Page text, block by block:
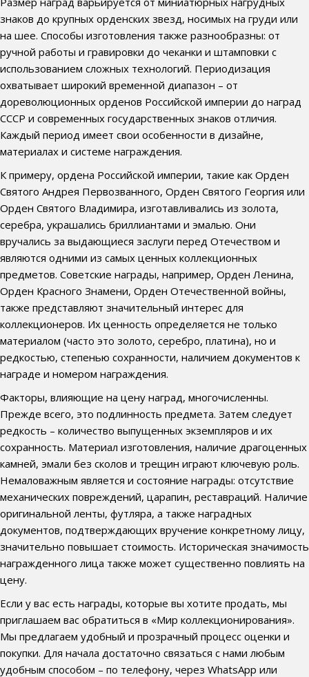
знаков до крупных орденских звезд, носимых на груди или
на шее. Способы изготовления также разнообразны: от
ручной работы и гравировки до чеканки и штамповки с
использованием сложных технологий. Периодизация
охватывает широкий временной диапазон – от
дореволюционных орденов Российской империи до наград
СССР и современных государственных знаков отличия.
Каждый период имеет свои особенности в дизайне,
материалах и системе награждения.
К примеру, ордена Российской империи, такие как Орден
Святого Андрея Первозванного, Орден Святого Георгия или
Орден Святого Владимира, изготавливались из золота,
серебра, украшались бриллиантами и эмалью. Они
вручались за выдающиеся заслуги перед Отечеством и
являются одними из самых ценных коллекционных
предметов. Советские награды, например, Орден Ленина,
Орден Красного Знамени, Орден Отечественной войны,
также представляют значительный интерес для
коллекционеров. Их ценность определяется не только
материалом (часто это золото, серебро, платина), но и
редкостью, степенью сохранности, наличием документов к
награде и номером награждения.
Факторы, влияющие на цену наград, многочисленны.
Прежде всего, это подлинность предмета. Затем следует
редкость – количество выпущенных экземпляров и их
сохранность. Материал изготовления, наличие драгоценных
камней, эмали без сколов и трещин играют ключевую роль.
Немаловажным является и состояние награды: отсутствие
механических повреждений, царапин, реставраций. Наличие
оригинальной ленты, футляра, а также наградных
документов, подтверждающих вручение конкретному лицу,
значительно повышает стоимость. Историческая значимость
награжденного лица также может существенно повлиять на
цену.
Если у вас есть награды, которые вы хотите продать, мы
приглашаем вас обратиться в «Мир коллекционирования».
Мы предлагаем удобный и прозрачный процесс оценки и
покупки. Для начала достаточно связаться с нами любым
удобным способом – по телефону, через WhatsApp или